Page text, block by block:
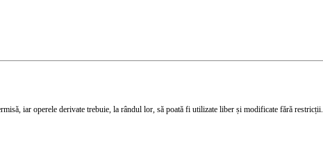
iar operele derivate trebuie, la rândul lor, să poată fi utilizate liber și modificate fără restricții.